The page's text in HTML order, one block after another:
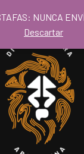
NUNCA
Descartar